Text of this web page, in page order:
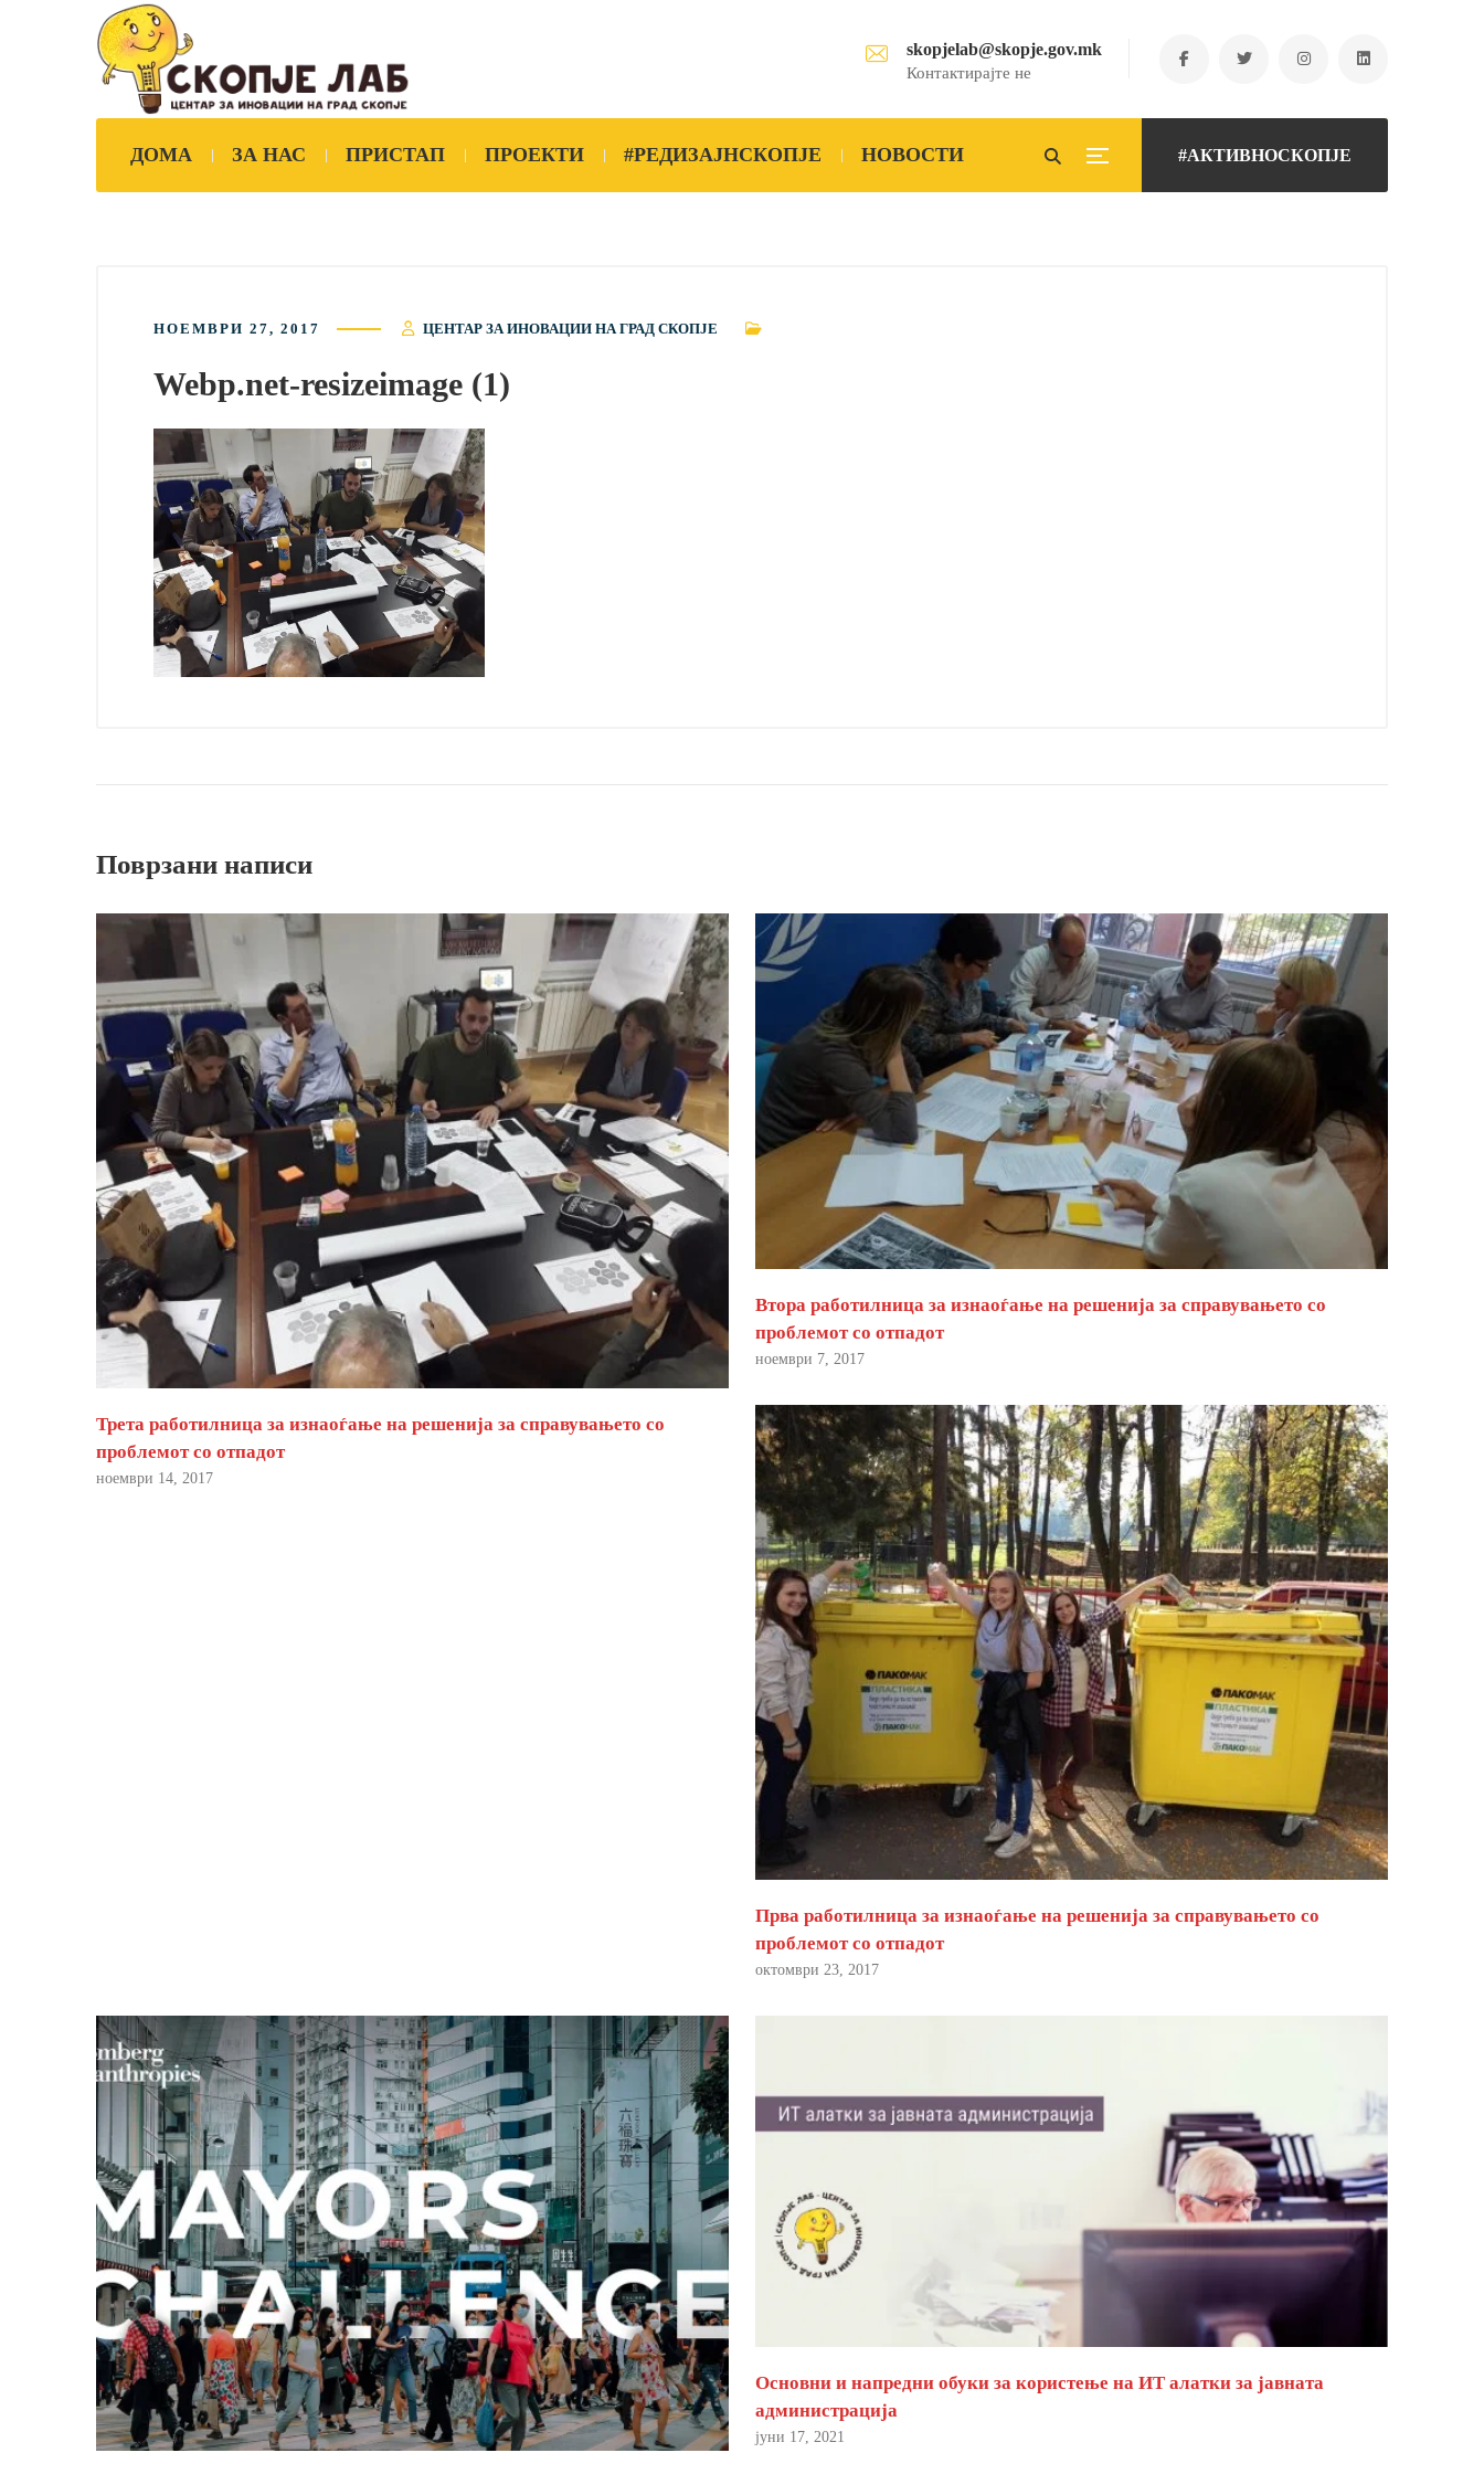
skopjelab@skopje.gov.mk
Контактирајте не
#АКТИВНОСКОПЈЕ
ДОМА ЗА НАС ПРИСТАП ПРОЕКТИ #РЕДИЗАЈНСКОПЈЕ НОВОСТИ
НОЕМВРИ 27, 2017 ЦЕНТАР ЗА ИНОВАЦИИ НА ГРАД СКОПЈЕ
Webp.net-resizeimage (1)
Поврзани написи
Трета работилница за изнаоѓање на решенија за справувањето со
проблемот со отпадот
ноември 14, 2017
Втора работилница за изнаоѓање на решенија за справувањето со
проблемот со отпадот
ноември 7, 2017
Прва работилница за изнаоѓање на решенија за справувањето со
проблемот со отпадот
октомври 23, 2017
Основни и напредни обуки за користење на ИТ алатки за јавната
администрација
јуни 17, 2021